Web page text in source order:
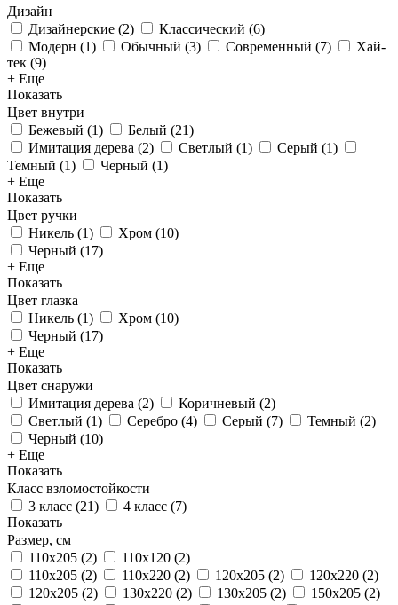
Дизайн
Дизайнерские (2) Классический (6)
Модерн (1) Обычный (3) Современный (7)
Хай-
тек (9)
+ Еще
Показать
Цвет внутри
Бежевый (1) Белый (21)
Имитация дерева (2) Светлый (1) Серый (1)
Темный (1) Черный (1)
+ Еще
Показать
Цвет ручки
Никель (1) Хром (10)
Черный (17)
+ Еще
Показать
Цвет глазка
Никель (1) Хром (10)
Черный (17)
+ Еще
Показать
Цвет снаружи
Имитация дерева (2) Коричневый (2)
Светлый (1) Серебро (4) Серый (7) Темный (2)
Черный (10)
+ Еще
Показать
Класс взломостойкости
3 класс (21) 4 класс (7)
Показать
Размер, cм
110x205 (2) 110х120 (2)
110х205 (2) 110х220 (2) 120x205 (2) 120x220 (2)
120х205 (2) 130x220 (2) 130х205 (2) 150х205 (2)